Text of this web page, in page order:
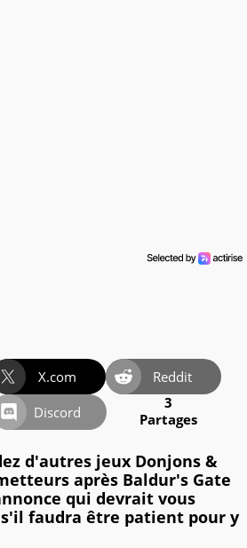
X.com
Reddit
Discord
3
Partages
d'autres jeux Donjons &
après Baldur's Gate
qui devrait vous
faudra être patient pour y